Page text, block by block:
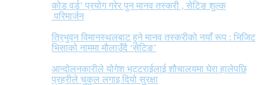
कोड वर्ड’ प्रयोग गरेर पुन मानव तस्करी , सेटिङ शुल्क
परिमार्जन
त्रिभुवन विमानस्थलबाट हुने मानव तस्करीको नयाँ रूप : भिजिट
भिसाको नाममा मौलाउँदै ‘सेटिङ’
आन्दोलनकारीले योगेश भट्टराईलाई शौचालयमा घेरा हालेपछि
प्रहरीले चुकुल लगाइ दियो सुरक्षा